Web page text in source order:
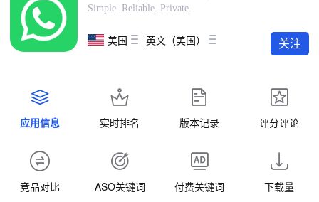
Simple. Reliable. Private.
美国 英文（美国） 关注
应用信息 实时排名 版本记录 评分评论
竞品对比 ASO关键词 付费关键词 下载量